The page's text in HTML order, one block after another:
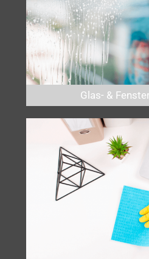
Glas- &